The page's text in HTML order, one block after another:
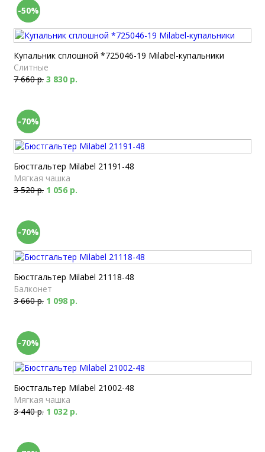
-50%
Купальник сплошной *725046-19 Milabel-купальники
Слитные
7 660 р. 3 830 р.
-70%
Бюстгальтер Milabel 21191-48
Мягкая чашка
3 520 р. 1 056 р.
-70%
Бюстгальтер Milabel 21118-48
Балконет
3 660 р. 1 098 р.
-70%
Бюстгальтер Milabel 21002-48
Мягкая чашка
3 440 р. 1 032 р.